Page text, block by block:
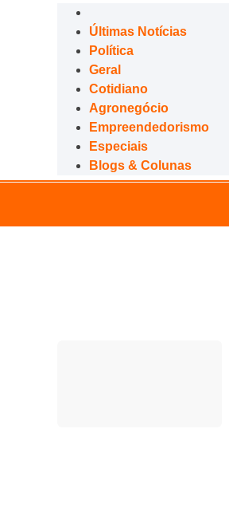
Últimas Notícias
Política
Geral
Cotidiano
Agronegócio
Empreendedorismo
Especiais
Blogs & Colunas